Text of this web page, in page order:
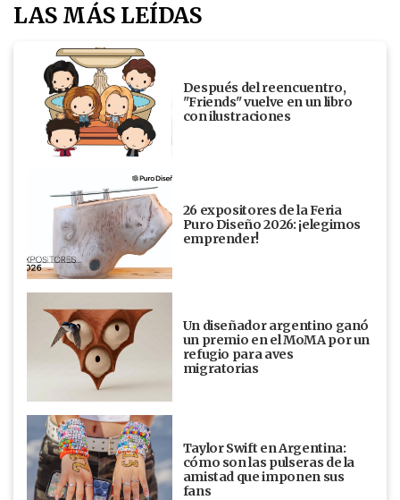
LAS MÁS LEÍDAS
Después del reencuentro,
"Friends" vuelve en un libro
con ilustraciones
26 expositores de la Feria
Puro Diseño 2026: ¡elegimos
emprender!
Un diseñador argentino ganó
un premio en el MoMA por un
refugio para aves
migratorias
Taylor Swift en Argentina:
cómo son las pulseras de la
amistad que imponen sus
fans